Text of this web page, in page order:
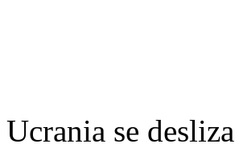
Ucrania se